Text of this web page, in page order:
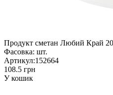
Продукт сметан Любий Край
Фасовка: шт.
Артикул:152664
108.5 грн
У кошик